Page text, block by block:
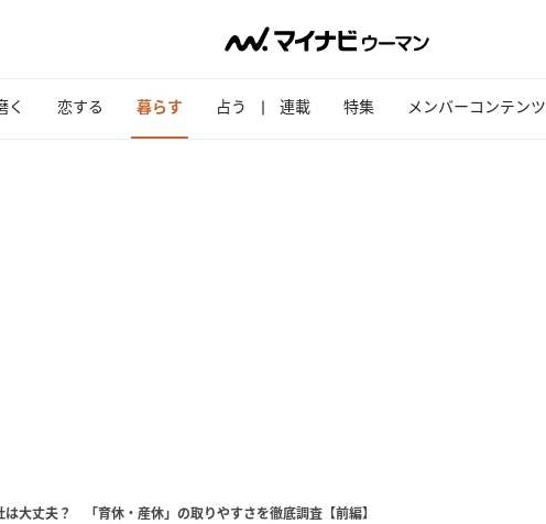
く 恋する 暮らす 占う 連載 特集 メンバーコンテンツ
は大丈夫？ 「育休・産休」の取りやすさを徹底調査【前編】